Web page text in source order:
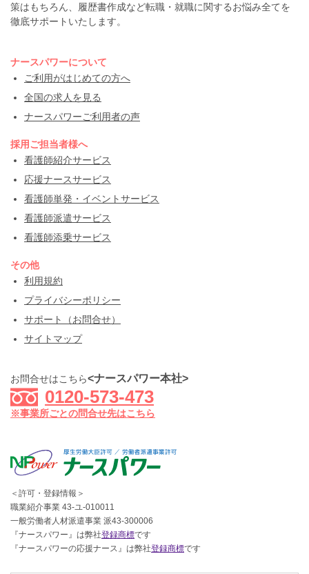
策はもちろん、履歴書作成など転職・就職に関するお悩み全てを
徹底サポートいたします。
ナースパワーについて
ご利用がはじめての方へ
全国の求人を見る
ナースパワーご利用者の声
採用ご担当者様へ
看護師紹介サービス
応援ナースサービス
看護師単発・イベントサービス
看護師派遣サービス
看護師添乗サービス
その他
利用規約
プライバシーポリシー
サポート（お問合せ）
サイトマップ
お問合せはこちら<ナースパワー本社>
0120-573-473
※事業所ごとの問合せ先はこちら
＜許可・登録情報＞
職業紹介事業 43-ユ-010011
一般労働者人材派遣事業 派43-300006
『ナースパワー』は弊社登録商標です
『ナースパワーの応援ナース』は弊社登録商標です